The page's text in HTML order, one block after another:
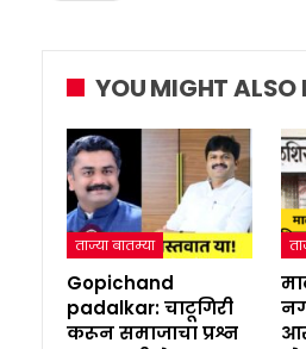
YOU MIGHT ALSO
ताज्या बातम्या
Gopichand
padalkar: चाटूगिरी
करून समाजाचा प्रश्न